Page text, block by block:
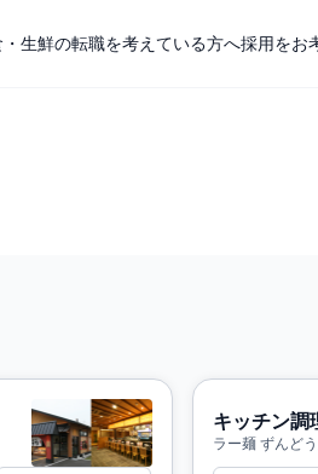
・生鮮の転職を考えている方へ採用をお
キッチン調
ラー麺 ずんど